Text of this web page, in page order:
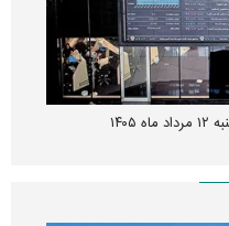
فنر قیمت‌ها فشرده شده